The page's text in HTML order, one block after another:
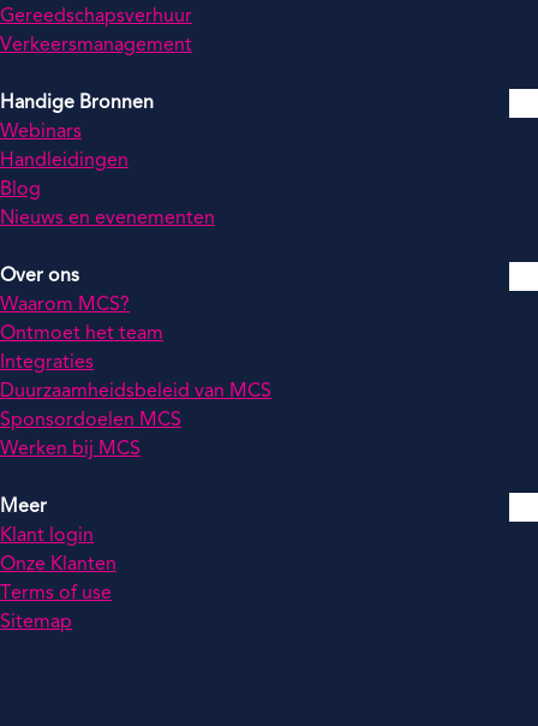
Gereedschapsverhuur
Verkeersmanagement
Handige Bronnen
Webinars
Handleidingen
Blog
Nieuws en evenementen
Over ons
Waarom MCS?
Ontmoet het team
Integraties
Duurzaamheidsbeleid van MCS
Sponsordoelen MCS
Werken bij MCS
Meer
Klant login
Onze Klanten
Terms of use
Sitemap